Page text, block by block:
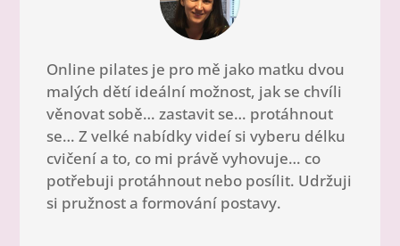
Online pilates je pro mě jako matku dvou
malých dětí ideální možnost, jak se chvíli
věnovat sobě… zastavit se… protáhnout
se… Z velké nabídky videí si vyberu délku
cvičení a to, co mi právě vyhovuje… co
potřebuji protáhnout nebo posílit. Udržuji
si pružnost a formování postavy.